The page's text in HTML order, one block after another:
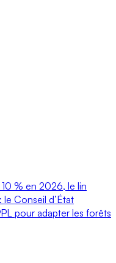
% en 2026, le lin
Conseil d’État
pour adapter les forêts